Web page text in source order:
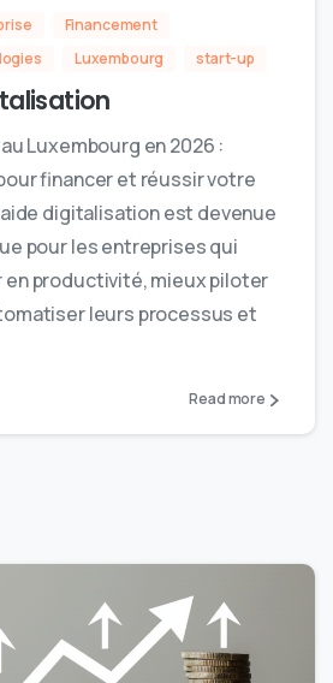
Financement
Luxembourg start-up
Luxembourg en 2026 :
financer et réussir votre
digitalisation est devenue
pour les entreprises qui
productivité, mieux piloter
leurs processus et
Read more